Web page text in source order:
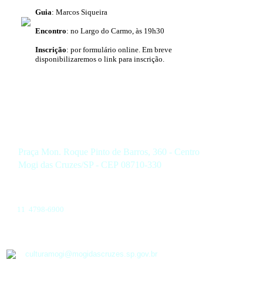
Guia: Marcos Siqueira
Encontro: no Largo do Carmo, às 19h30
Inscrição: por formulário online. Em breve
disponibilizaremos o link para inscrição.
Praça Mon. Roque Pinto de Barros, 360 - Centro
Mogi das Cruzes/SP - CEP 08710-330
11 4798-6900
culturamogi@mogidascruzes.sp.gov.br